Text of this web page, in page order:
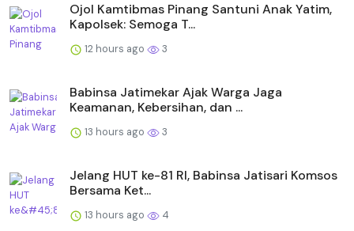
Ojol Kamtibmas Pinang Santuni Anak Yatim,
Kapolsek: Semoga T...
12 hours ago 3
Babinsa Jatimekar Ajak Warga Jaga
Keamanan, Kebersihan, dan ...
13 hours ago 3
Jelang HUT ke-81 RI, Babinsa Jatisari Komsos
Bersama Ket...
13 hours ago 4